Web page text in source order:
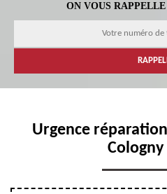
ON VOUS
Urgence
Cologny